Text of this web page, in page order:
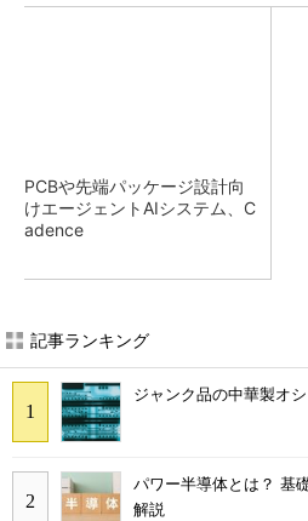
PCBや先端パッケージ設計向
けエージェントAIシステム、C
adence
記事ランキング
ジャンク品の中華製オ
パワー半導体とは？ 基
解説